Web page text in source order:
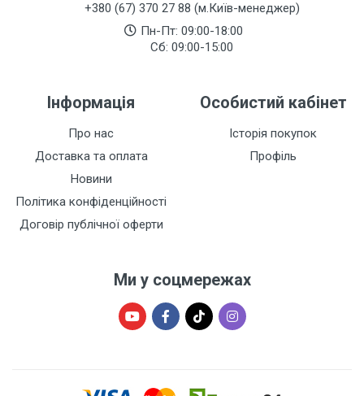
+380 (67) 370 27 88 (м.Київ-менеджер)
Пн-Пт: 09:00-18:00
Сб: 09:00-15:00
Інформація
Про нас
Доставка та оплата
Новини
Політика конфіденційності
Договір публічної оферти
Особистий кабінет
Історія покупок
Профіль
Ми у соцмережах